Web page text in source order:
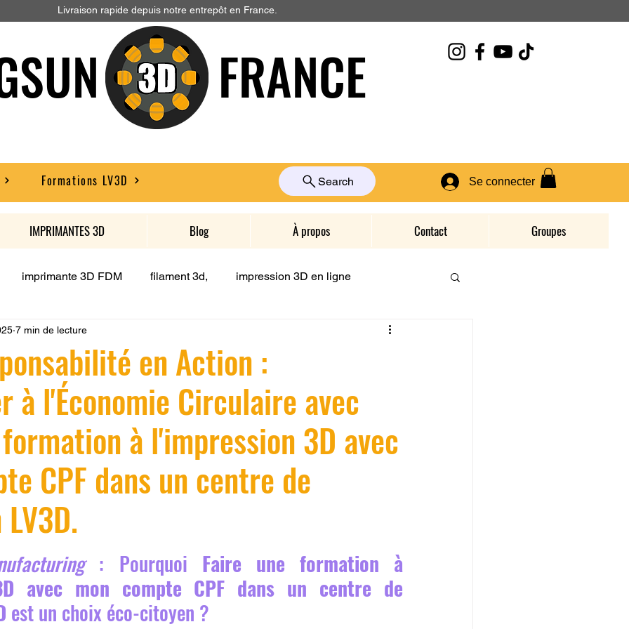
Livraison rapide depuis notre entrepôt en France.
FRANCE
Formations LV3D Se connecter
Search
IMPRIMANTES 3D Blog À propos Contact Groupes
imprimante 3D FDM filament 3d, impression 3D en ligne
Formation
l'impression 3D CPF impression 3D à la demande
une piece en 3D Filament PETG Filament ABS
fusion 360 Formation CREALITY PRINT
en Action :
à l'Économie Circulaire avec
à l'impression 3D avec
CPF dans un centre de
7 min de lecture
5.
: Pourquoi Faire une formation à
avec mon compte CPF dans un centre de
est un choix éco-citoyen ?